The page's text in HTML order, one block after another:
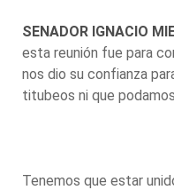
SENADOR IGNACIO
esta reunión fue para
nos dio su confianza
titubeos ni que
Tenemos que estar